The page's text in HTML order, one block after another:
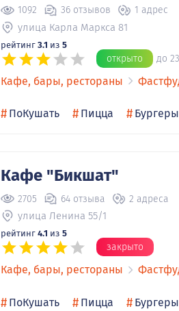
1092 36 отзывов 1 адрес
улица Карла Маркса 81
рейтинг3.1 из 5
открыто до
Кафе, бары, рестораны
# ПоКушать # Пицца # Бургеры
Кафе "Бикшат"
2705 64 отзыва 2 адреса
улица Ленина 55/1
рейтинг4.1 из 5
закрыто
Кафе, бары, рестораны
# ПоКушать # Пицца # Бургеры